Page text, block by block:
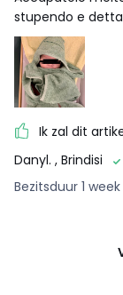
stupendo e
Ik zal dit
Danyl. , Brindisi
Bezitsduur 1 week